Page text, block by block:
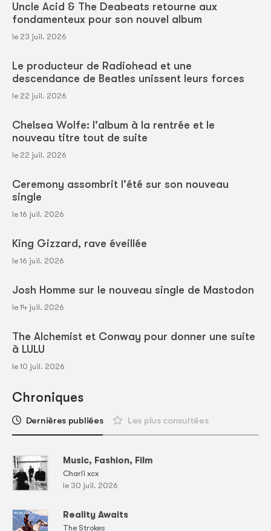
Uncle Acid & The Deabeats retourne aux
fondamenteux pour son nouvel album
le 23 juil. 2026
Le producteur de Radiohead et une
descendance de Beatles unissent leurs forces
le 22 juil. 2026
Chelsea Wolfe: l'album à la rentrée et le
nouveau titre tout de suite
le 22 juil. 2026
Ceremony assombrit l'été sur son nouveau
single
le 16 juil. 2026
King Gizzard, rave éveillée
le 16 juil. 2026
Josh Homme sur le nouveau single de Mastodon
le 14 juil. 2026
The Alchemist et Conway pour donner une suite
à LULU
le 10 juil. 2026
Chroniques
Dernières publiées Les plus consultées
Music, Fashion, Film
Charli xcx
le 30 juil. 2026
Reality Awaits
The Strokes